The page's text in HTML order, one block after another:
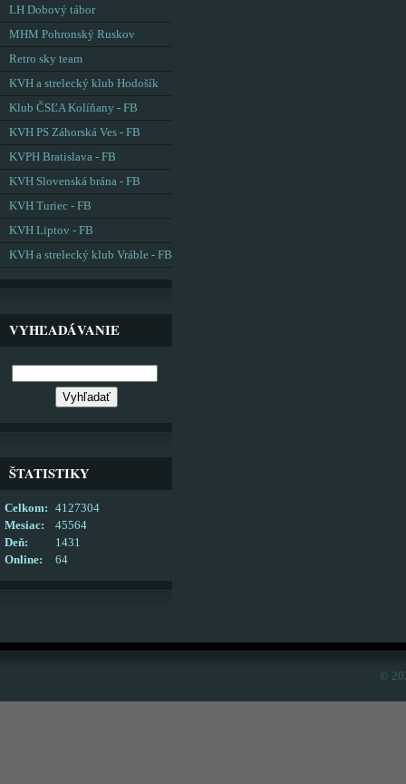
LH Dobový tábor
MHM Pohronský Ruskov
Retro sky team
KVH a strelecký klub Hodošík
Klub ČSĽA Kolíňany - FB
KVH PS Záhorská Ves - FB
KVPH Bratislava - FB
KVH Slovenská brána - FB
KVH Turiec - FB
KVH Liptov - FB
KVH a strelecký klub Vráble - FB
VYHĽADÁVANIE
ŠTATISTIKY
Online: 64
Celkom:
4127304
Mesiac:
45564
Deň:
1431
©